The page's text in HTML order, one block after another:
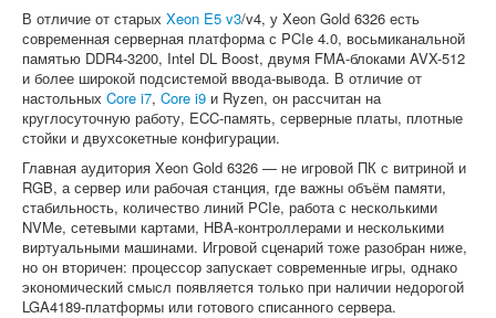
В отличие от старых Xeon E5 v3/v4, у Xeon Gold 6326 есть
современная серверная платформа с PCIe 4.0, восьмиканальной
памятью DDR4-3200, Intel DL Boost, двумя FMA-блоками AVX-512
и более широкой подсистемой ввода-вывода. В отличие от
настольных Core i7, Core i9 и Ryzen, он рассчитан на
круглосуточную работу, ECC-память, серверные платы, плотные
стойки и двухсокетные конфигурации.
Главная аудитория Xeon Gold 6326 — не игровой ПК с витриной и
RGB, а сервер или рабочая станция, где важны объём памяти,
стабильность, количество линий PCIe, работа с несколькими
NVMe, сетевыми картами, HBA-контроллерами и несколькими
виртуальными машинами. Игровой сценарий тоже разобран ниже,
но он вторичен: процессор запускает современные игры, однако
экономический смысл появляется только при наличии недорогой
LGA4189-платформы или готового списанного сервера.